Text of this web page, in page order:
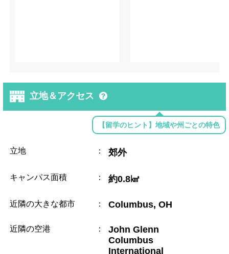
立地＆アクセス
【留学のヒント】地域や州ごとの特色
立地 ： 郊外
キャンパス面積 ： 約0.8㎢
近隣の大きな都市 ： Columbus, OH
近隣の空港 ：
John Glenn
Columbus
International